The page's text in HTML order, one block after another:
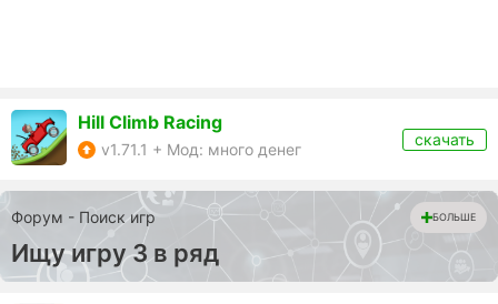
Hill Climb Racing
v1.71.1 + Мод: много денег
скачать
Форум - Поиск игр БОЛЬШЕ
Ищу игру 3 в ряд